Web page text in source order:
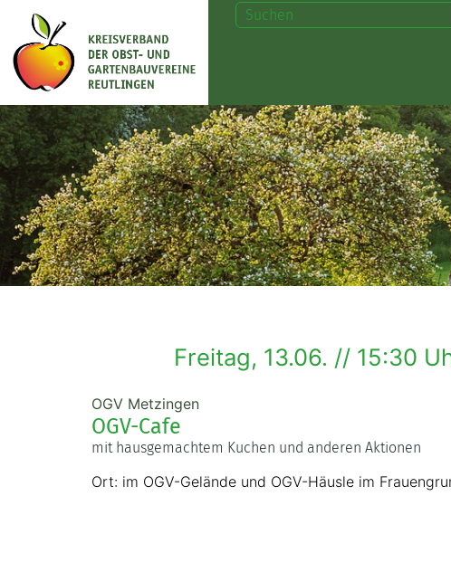
Freitag, 13.06. // 15:30
OGV Metzingen
OGV-Cafe
mit hausgemachtem Kuchen und anderen Aktionen
Ort: im OGV-Gelände und OGV-Häusle im